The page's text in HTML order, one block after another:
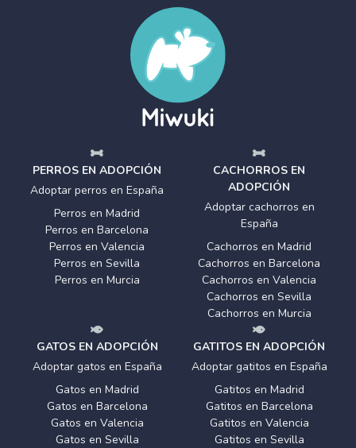
PERROS EN ADOPCIÓN
Adoptar perros en España
Perros en Madrid
Perros en Barcelona
Perros en Valencia
Perros en Sevilla
Perros en Murcia
CACHORROS EN
ADOPCIÓN
Adoptar cachorros en
España
Cachorros en Madrid
Cachorros en Barcelona
Cachorros en Valencia
Cachorros en Sevilla
Cachorros en Murcia
GATOS EN ADOPCIÓN
Adoptar gatos en España
Gatos en Madrid
Gatos en Barcelona
Gatos en Valencia
Gatos en Sevilla
GATITOS EN ADOPCIÓN
Adoptar gatitos en España
Gatitos en Madrid
Gatitos en Barcelona
Gatitos en Valencia
Gatitos en Sevilla